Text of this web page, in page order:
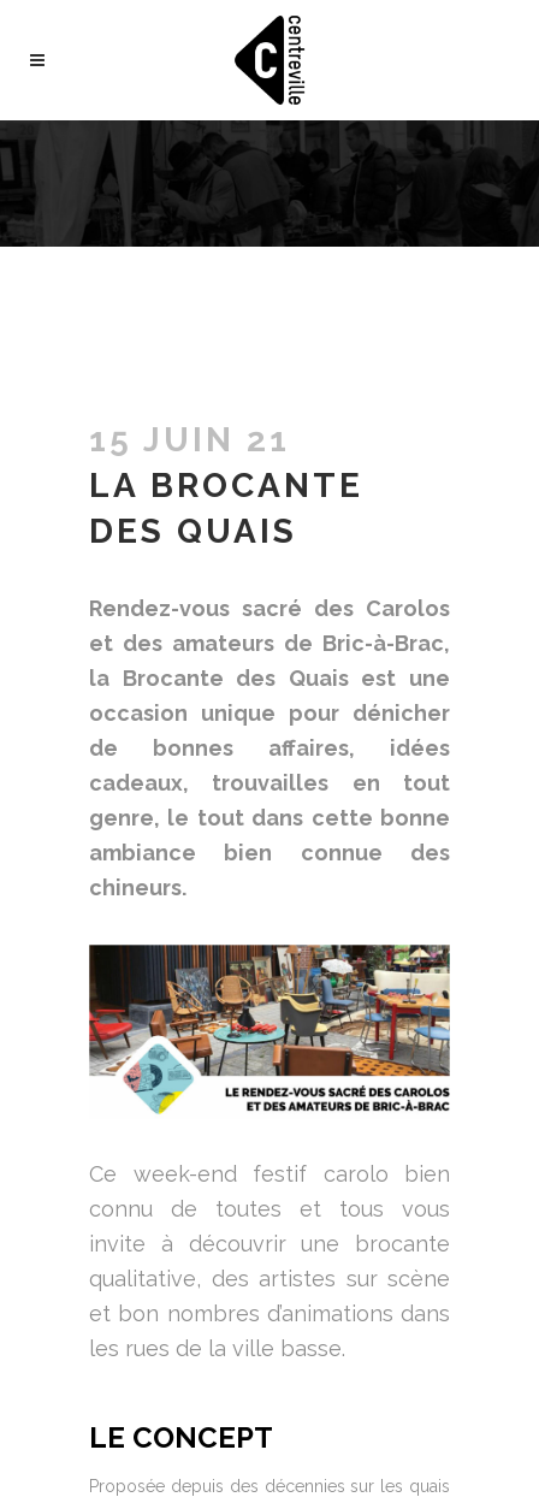
15 JUIN 21
LA BROCANTE
DES QUAIS
Rendez-vous sacré des Carolos
et des amateurs de Bric-à-Brac,
la Brocante des Quais est une
occasion unique pour dénicher
de bonnes affaires, idées
cadeaux, trouvailles en tout
genre, le tout dans cette bonne
ambiance bien connue des
chineurs.
Ce week-end festif carolo bien
connu de toutes et tous vous
invite à découvrir une brocante
qualitative, des artistes sur scène
et bon nombres d’animations dans
les rues de la ville basse.
LE CONCEPT
Proposée depuis des décennies sur les quais